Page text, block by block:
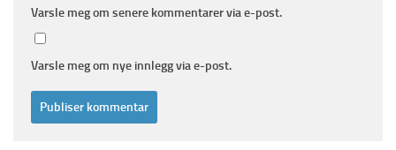
Varsle meg om senere kommentarer via e-post.
Varsle meg om nye innlegg via e-post.